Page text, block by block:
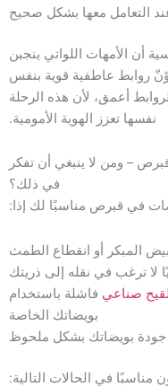
التعامل معها بشكل صحيح
أن الأمهات اللواتي ينجبن
روابط عاطفية قوية بنفس
أعمق، لأن هذه الرحلة
نفسها تعزز الهوية الأمومية.
– ومن لا ينبغي أن تفكر
في ذلك؟
في قبرص مناسبًا لك إذا:
المبكر أو انقطاع الطمث
لا ترغب في نقله إلى ذريتك
صناعي فاشلة باستخدام
بويضاتك الخاصة
مناسبًا في الحالات التالية: